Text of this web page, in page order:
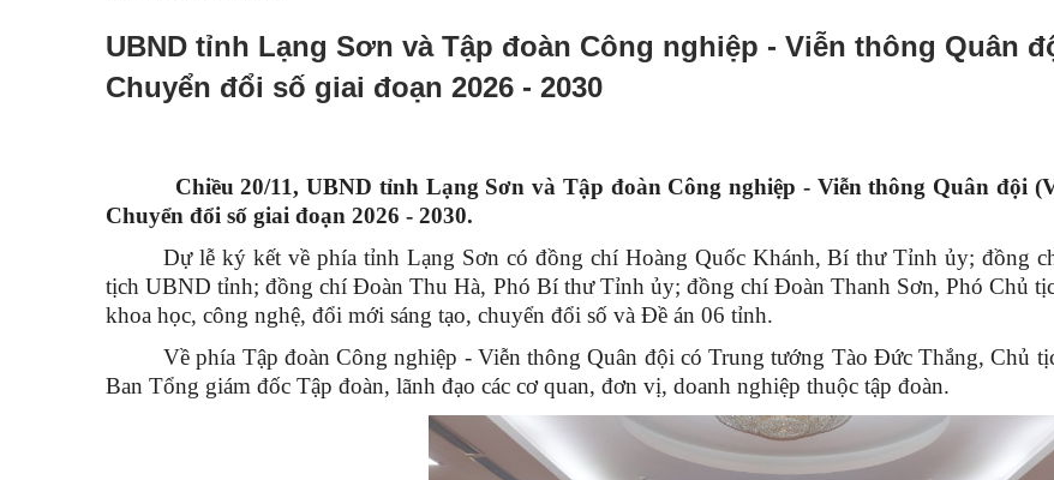
UBND tỉnh Lạng Sơn và Tập đoàn Công nghiệp - Viễn thông Quân
Chuyển đổi số giai đoạn 2026 - 2030
Chiều 20/11, UBND tỉnh Lạng Sơn và Tập đoàn Công nghiệp - Viễn thông Quân đội
Chuyển đổi số giai đoạn 2026 - 2030.
Dự lễ ký kết về phía tỉnh Lạng Sơn có đồng chí Hoàng Quốc Khánh, Bí thư Tỉnh ủy; đồng
tịch UBND tỉnh; đồng chí Đoàn Thu Hà, Phó Bí thư Tỉnh ủy; đồng chí Đoàn Thanh Sơn, Phó Chủ
khoa học, công nghệ, đổi mới sáng tạo, chuyển đổi số và Đề án 06 tỉnh.
Về phía Tập đoàn Công nghiệp - Viễn thông Quân đội có Trung tướng Tào Đức Thắng, Chủ
Ban Tổng giám đốc Tập đoàn, lãnh đạo các cơ quan, đơn vị, doanh nghiệp thuộc tập đoàn.